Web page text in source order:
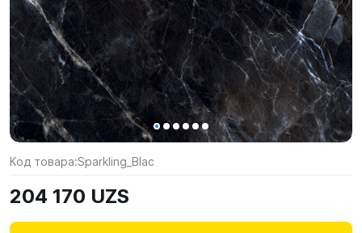
Код товара:Sparkling_Blac
204 170 UZS